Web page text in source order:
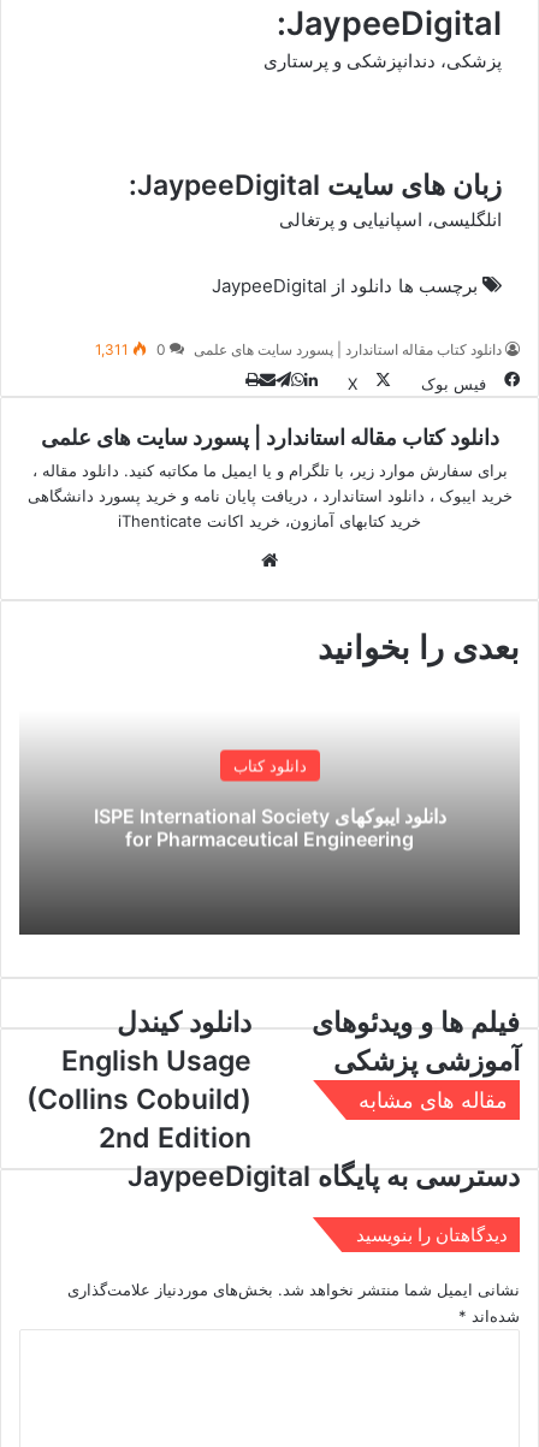
JaypeeDigital:
پزشکی، دندانپزشکی و پرستاری
زبان های سایت JaypeeDigital:
انلگلیسی، اسپانیایی و پرتغالی
برچسب ها دانلود از JaypeeDigital
دانلود کتاب مقاله استاندارد | پسورد سایت های علمی 0
1,311
فیس بوک X لینکدین
واتس
تلگرام
اشتراک
از
ایمیل
چاپ
دانلود کتاب مقاله استاندارد | پسورد سایت های علمی
برای سفارش موارد زیر، با تلگرام و یا ایمیل ما مکاتبه کنید. دانلود مقاله ،
خرید ایبوک ، دانلود استاندارد ، دریافت پایان نامه و خرید پسورد دانشگاهی
خرید کتابهای آمازون، خرید اکانت iThenticate
بعدی را بخوانید
دانلود کتاب
دانلود ایبوکهای ISPE International Society
for Pharmaceutical Engineering
فیلم
ها
ویدئوهای
آموزشی
فیلم ها و ویدئوهای
آموزشی پزشکی
دانلود
کیندل
English
Usage
(Collins
Cobuild)
2nd
Edition
دانلود کیندل
English Usage
(Collins Cobuild)
2nd Edition
مقاله های مشابه
دسترسی به پایگاه JaypeeDigital
دیدگاهتان را بنویسید
نشانی ایمیل شما منتشر نخواهد شد. بخش‌های موردنیاز علامت‌گذاری
شده‌اند *